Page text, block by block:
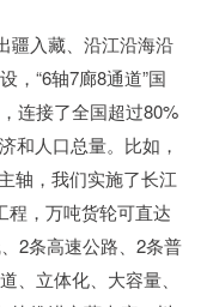
疆入藏、沿江沿海沿
，“6轴7廊8通道”国
连接了全国超过80%
和人口总量。比如，
轴，我们实施了长江
程，万吨货轮可直达
2条高速公路、2条普
、立体化、大容量、